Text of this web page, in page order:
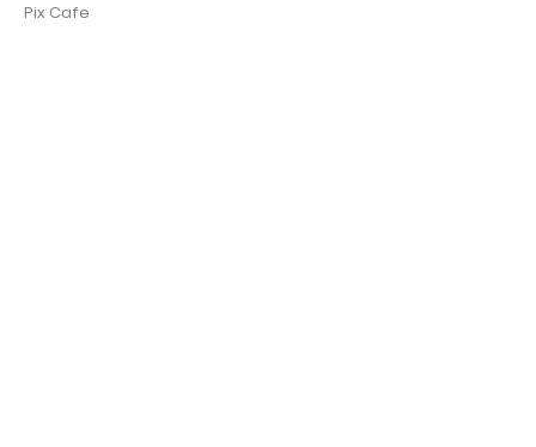
Pix Cafe